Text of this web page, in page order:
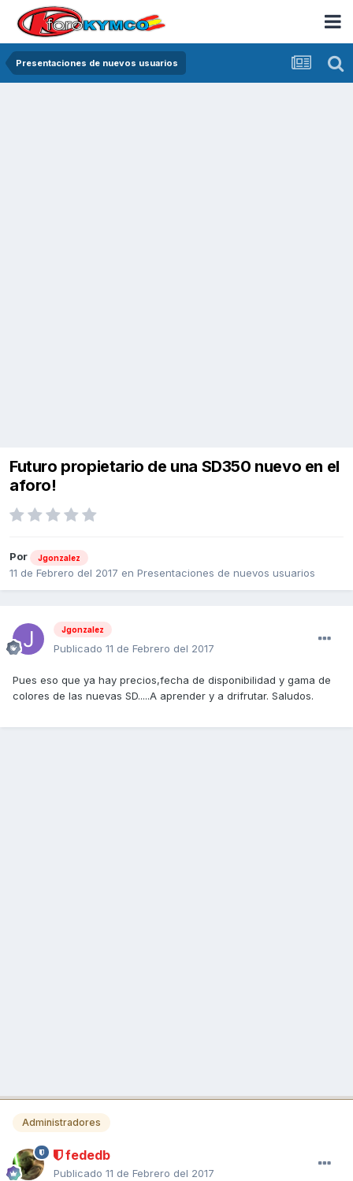
Presentaciones de nuevos usuarios
Futuro propietario de una SD350 nuevo en el
aforo!
Por Jgonzalez
11 de Febrero del 2017 en Presentaciones de nuevos usuarios
Jgonzalez
Publicado 11 de Febrero del 2017
Pues eso que ya hay precios,fecha de disponibilidad y gama de
colores de las nuevas SD.....A aprender y a drifrutar. Saludos.
Administradores
fededb
Publicado 11 de Febrero del 2017